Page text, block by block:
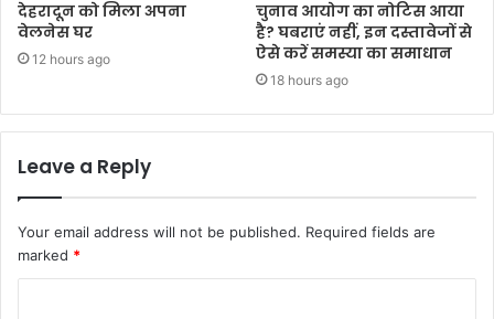
देहरादून को मिला अपना
वेलनेस घर
12 hours ago
चुनाव आयोग का नोटिस आया
है? घबराएं नहीं, इन दस्तावेजों से
ऐसे करें समस्या का समाधान
18 hours ago
Leave a Reply
Your email address will not be published. Required fields are
marked *